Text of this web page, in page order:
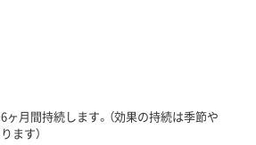
ヶ月間持続します。（効果の持続は季節や
ます）